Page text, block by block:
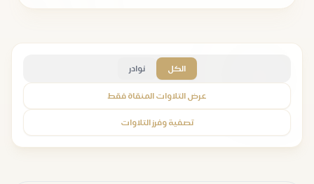
الكل نوادر
عرض التلاوات المنقاة فقط
تصفية وفرز التلاوات